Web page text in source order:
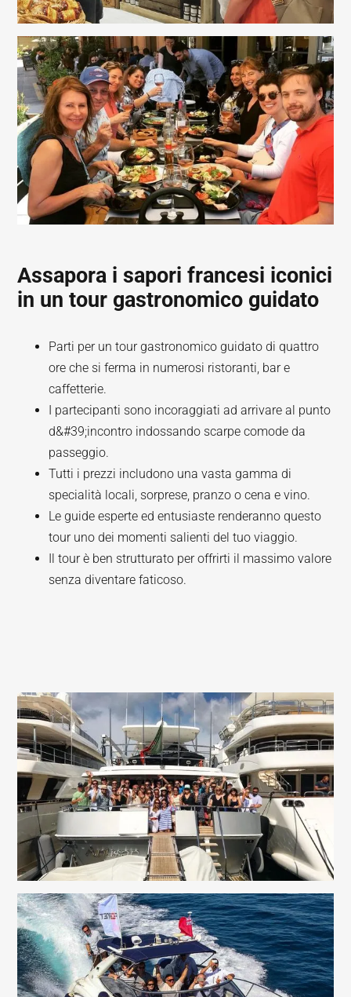
Assapora i sapori francesi iconici
in un tour gastronomico guidato
Parti per un tour gastronomico guidato di quattro
ore che si ferma in numerosi ristoranti, bar e
caffetterie.
I partecipanti sono incoraggiati ad arrivare al punto
d&#39;incontro indossando scarpe comode da
passeggio.
Tutti i prezzi includono una vasta gamma di
specialità locali, sorprese, pranzo o cena e vino.
Le guide esperte ed entusiaste renderanno questo
tour uno dei momenti salienti del tuo viaggio.
Il tour è ben strutturato per offrirti il massimo valore
senza diventare faticoso.